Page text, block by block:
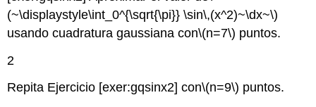
(~\displaystyle\int_0^{\sqrt{\pi}} \sin\,(x^2)~\dx~\)
usando cuadratura gaussiana con\(n=7\) puntos.
2
Repita Ejercicio [exer:gqsinx2] con\(n=9\) puntos.